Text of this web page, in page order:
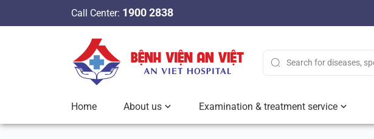
n
Call Center: 1900 2838
Home About us Examination & treatment service